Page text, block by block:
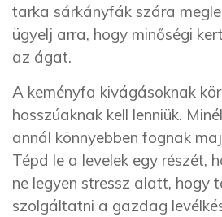
tarka sárkányfák szára
ügyelj arra, hogy minőségi
az ágat.
A keményfa kivágásoknak
hosszúaknak kell lenniük.
annál könnyebben fognak
Tépd le a levelek egy részét,
ne legyen stressz alatt, hogy
szolgáltatni a gazdag